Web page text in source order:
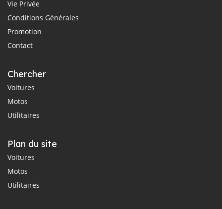
Vie Privée
Conditions Générales
Promotion
Contact
Chercher
Voitures
Motos
Utilitaires
Plan du site
Voitures
Motos
Utilitaires